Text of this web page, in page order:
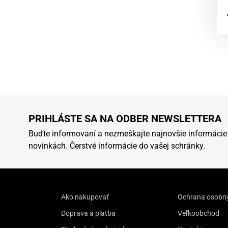
PRIHLÁSTE SA NA ODBER NEWSLETTERA
Buďte informovaní a nezmeškajte najnovšie
novinkách. Čerstvé informácie do vašej schránky.
Ako nakupovať
Doprava a platba
Ochrana
Veľkoobchod